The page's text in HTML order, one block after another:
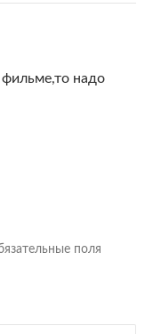
фильме,то надо
поля